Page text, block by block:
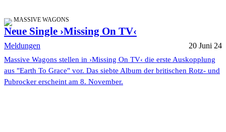
MASSIVE WAGONS
Neue Single ›Missing On TV‹
Meldungen 20 Juni 24
Massive Wagons stellen in ›Missing On TV‹ die erste Auskopplung
aus "Earth To Grace" vor. Das siebte Album der britischen Rotz- und
Pubrocker erscheint am 8. November.